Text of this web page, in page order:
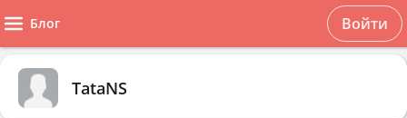
Блог Войти
TataNS